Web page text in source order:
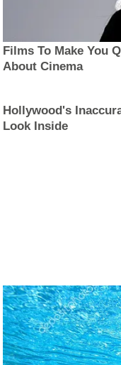
Films To Make You
About Cinema
Hollywood's
Look Inside